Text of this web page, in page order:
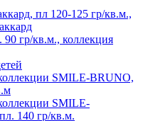
пл 120-125 гр/кв.м.,
гр/кв.м., коллекция
SMILE-BRUNO,
SMILE-
140 гр/кв.м.